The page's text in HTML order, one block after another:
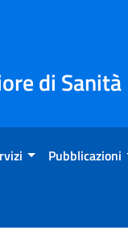
di Sanità
Pubblicazioni